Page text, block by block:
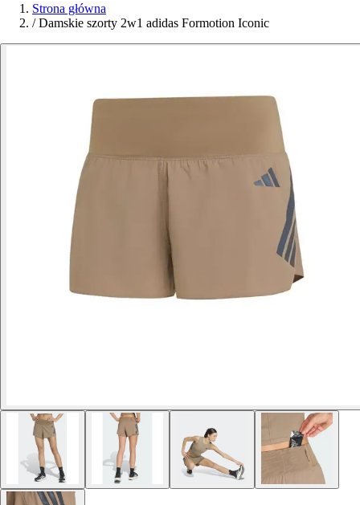
Strona główna
/ Damskie szorty 2w1 adidas Formotion Iconic